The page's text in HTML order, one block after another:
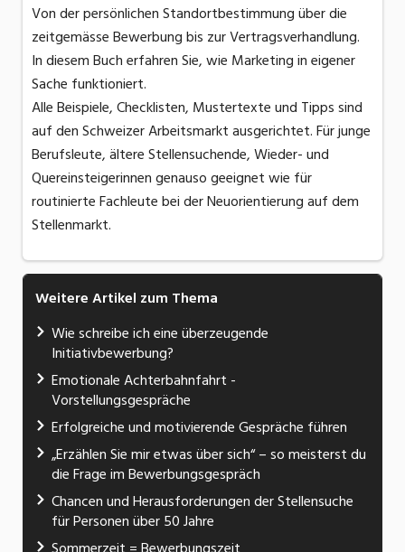
Von der persönlichen Standortbestimmung über die
zeitgemässe Bewerbung bis zur Vertragsverhandlung.
In diesem Buch erfahren Sie, wie Marketing in eigener
Sache funktioniert.
Alle Beispiele, Checklisten, Mustertexte und Tipps sind
auf den Schweizer Arbeitsmarkt ausgerichtet. Für junge
Berufsleute, ältere Stellensuchende, Wieder- und
Quereinsteigerinnen genauso geeignet wie für
routinierte Fachleute bei der Neuorientierung auf dem
Stellenmarkt.
Weitere Artikel zum Thema
Wie schreibe ich eine überzeugende
Initiativbewerbung?
Emotionale Achterbahnfahrt -
Vorstellungsgespräche
Erfolgreiche und motivierende Gespräche führen
„Erzählen Sie mir etwas über sich“ – so meisterst du
die Frage im Bewerbungsgespräch
Chancen und Herausforderungen der Stellensuche
für Personen über 50 Jahre